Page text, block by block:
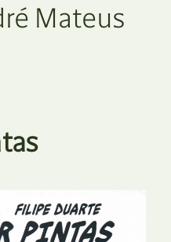
Mateus